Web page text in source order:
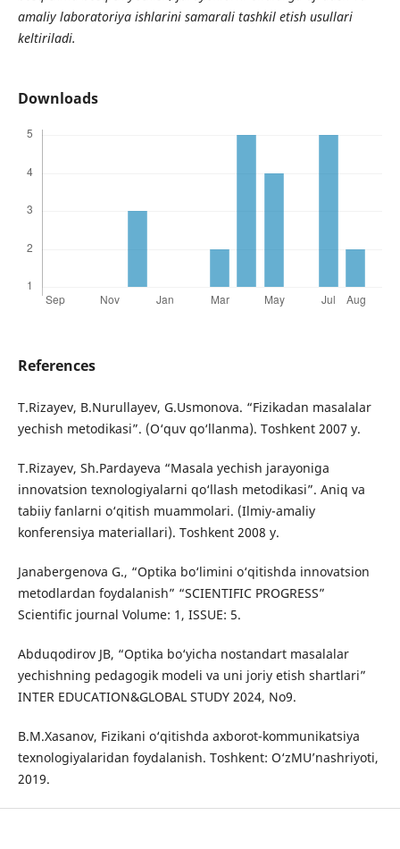
amaliy laboratoriya ishlarini samarali tashkil etish usullari
keltiriladi.
Downloads
References
T.Rizayev, B.Nurullayev, G.Usmonova. “Fizikadan masalalar
yechish metodikasi”. (O‘quv qo‘llanma). Toshkent 2007 y.
T.Rizayev, Sh.Pardayeva “Masala yechish jarayoniga
innovatsion texnologiyalarni qo‘llash metodikasi”. Aniq va
tabiiy fanlarni o‘qitish muammolari. (Ilmiy-amaliy
konferensiya materiallari). Toshkent 2008 y.
Janabergenova G., “Optika bo‘limini o‘qitishda innovatsion
metodlardan foydalanish” “SCIENTIFIC PROGRESS”
Scientific journal Volume: 1, ISSUE: 5.
Abduqodirov JB, “Optika bo‘yicha nostandart masalalar
yechishning pedagogik modeli va uni joriy etish shartlari”
INTER EDUCATION&GLOBAL STUDY 2024, No9.
B.M.Xasanov, Fizikani o‘qitishda axborot-kommunikatsiya
texnologiyalaridan foydalanish. Toshkent: O‘zMU’nashriyoti,
2019.